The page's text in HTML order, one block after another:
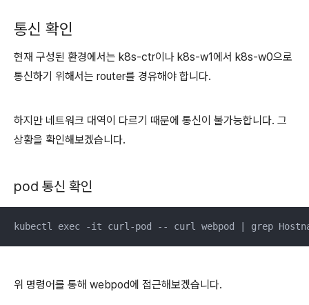
통신 확인
현재 구성된 환경에서는 k8s-ctr이나 k8s-w1에서 k8s-w0으로
통신하기 위해서는 router를 경유해야 합니다.
하지만 네트워크 대역이 다르기 때문에 통신이 불가능합니다. 그
상황을 확인해보겠습니다.
pod 통신 확인
kubectl exec -it curl-pod -- curl webpod | grep
위 명령어를 통해 webpod에 접근해보겠습니다.